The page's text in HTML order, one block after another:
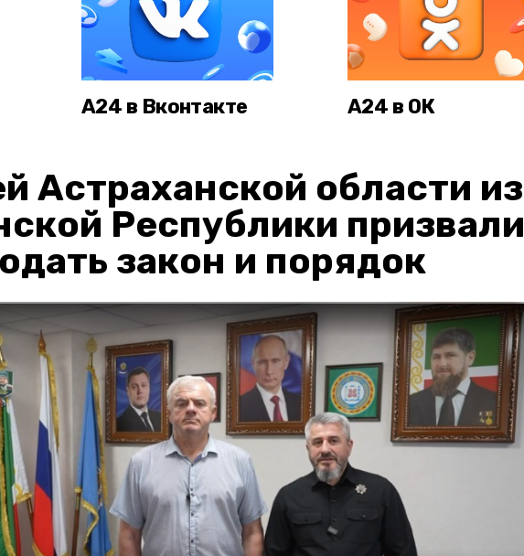
А24 в Вконтакте А24 в ОК
Астраханской области из
Республики призвали
закон и порядок